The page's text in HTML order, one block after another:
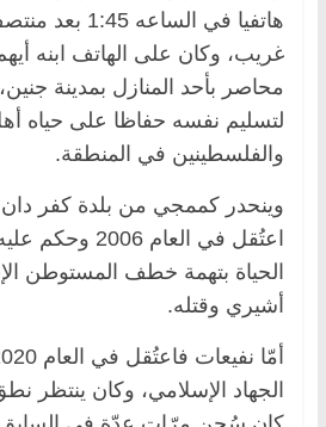
هاتفيا في
غريب، وكان على الهاتف ابنه
محاصر بأحد المنازل بمدينة
لتسليم نفسه حفاظا على حياه
والفلسطينين في المنطقة.
وينحدر كممجي من بلدة كفر
اعتُقل في العام
الحياة بتهمة خطف المستوطن
أشيري وقتله.
الجهاد الإسلامي، وكان ينتظر